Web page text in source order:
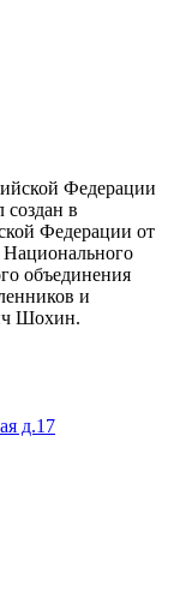
Федерации
в
Федерации от
Национального
объединения
и
Шохин.
д.17